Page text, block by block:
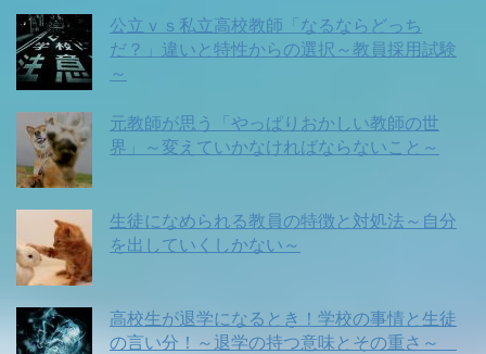
公立ｖｓ私立高校教師「なるならどっち
だ？」違いと特性からの選択～教員採用試験
～
元教師が思う「やっぱりおかしい教師の世
界」～変えていかなければならないこと～
生徒になめられる教員の特徴と対処法～自分
を出していくしかない～
高校生が退学になるとき！学校の事情と生徒
の言い分！～退学の持つ意味とその重さ～